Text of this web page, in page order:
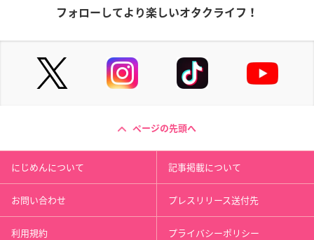
フォローしてより楽しいオタクライフ！
ページの先頭へ
にじめんについて 記事掲載について
お問い合わせ プレスリリース送付先
利用規約 プライバシーポリシー